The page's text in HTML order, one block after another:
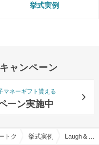
挙式実例
ャンペーン
マネーギフト貰える
ーン実施中
婚式場一覧
トグレイス ウエディングコース
挙式実例